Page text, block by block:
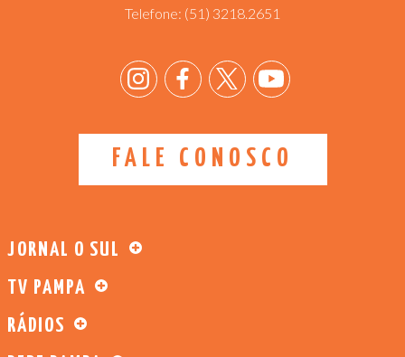
Telefone: (51) 3218.2651
FALE CONOSCO
JORNAL O SUL
TV PAMPA
RÁDIOS